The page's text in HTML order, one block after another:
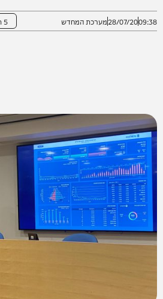
09:38
28/07/20מערכת המחדש 5 תגובות